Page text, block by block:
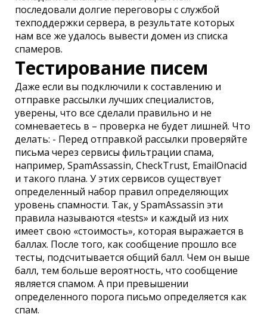
последовали долгие переговоры с службой
техподдержки сервера, в результате которых
нам все же удалось вывести домен из списка
спамеров.
Тестирование писем
Даже если вы подключили к составлению и
отправке рассылки лучших специалистов,
уверены, что все сделали правильно и не
сомневаетесь в – проверка не будет лишней. Что
делать: - Перед отправкой рассылки проверяйте
письма через сервисы фильтрации спама,
например, SpamAssassin, CheckTrust, EmailOnacid
и такого плана. У этих сервисов существует
определенный набор правил определяющих
уровень спамности. Так, у SpamAssassin эти
правила называются «tests» и каждый из них
имеет свою «стоимость», которая выражается в
баллах. После того, как сообщение прошло все
тесты, подсчитывается общий балл. Чем он выше
балл, тем больше вероятность, что сообщение
является спамом. А при превышении
определенного порога письмо определяется как
спам.